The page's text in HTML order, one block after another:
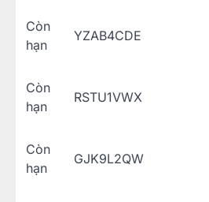
Còn
hạn
YZAB4CDE
Còn
hạn
RSTU1VWX
Còn
hạn
GJK9L2QW